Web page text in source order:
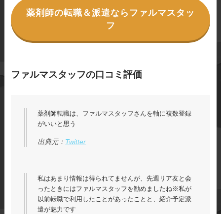
薬剤師の転職＆派遣ならファルマスタッ
フ
ファルマスタッフの口コミ評価
薬剤師転職は、ファルマスタッフさんを軸に複数登録
がいいと思う
出典元： Twitter
私はあまり情報は得られてませんが、先週リア友と会
ったときにはファルマスタッフを勧めましたね※私が
以前転職で利用したことがあったことと、紹介予定派
遣が魅力です